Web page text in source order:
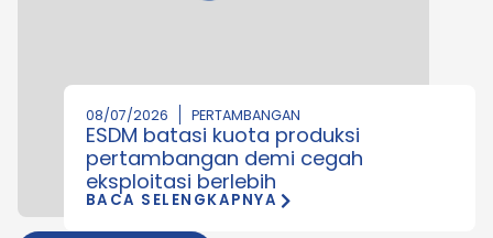
08/07/2026 PERTAMBANGAN
ESDM batasi kuota produksi
pertambangan demi cegah
eksploitasi berlebih
BACA SELENGKAPNYA